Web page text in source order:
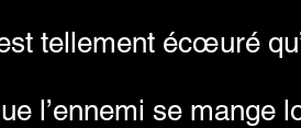
tellement écœuré
l’ennemi se mange